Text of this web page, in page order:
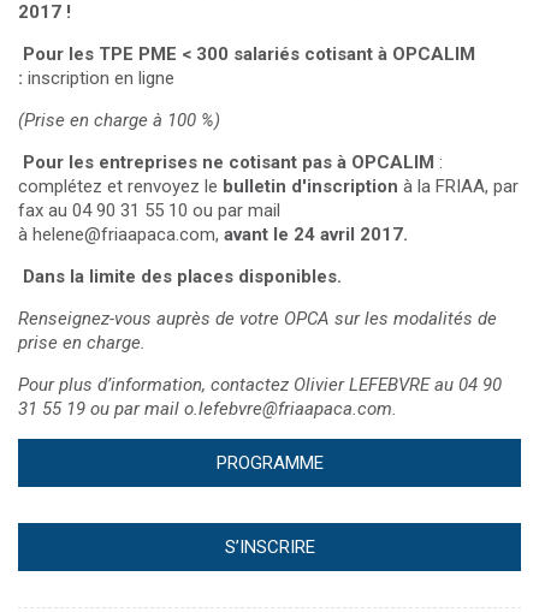
2017 !
Pour les TPE PME < 300 salariés cotisant à OPCALIM
: inscription en ligne
(Prise en charge à 100 %)
Pour les entreprises ne cotisant pas à OPCALIM :
complétez et renvoyez le bulletin d'inscription à la FRIAA, par
fax au 04 90 31 55 10 ou par mail
à helene@friaapaca.com, avant le 24 avril 2017.
Dans la limite des places disponibles.
Renseignez-vous auprès de votre OPCA sur les modalités de
prise en charge.
Pour plus d’information, contactez Olivier LEFEBVRE au 04 90
31 55 19 ou par mail o.lefebvre@friaapaca.com.
PROGRAMME
S’INSCRIRE